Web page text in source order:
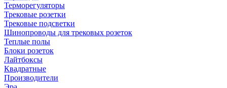
Терморегуляторы
Трековые розетки
Трековые подсветки
Шинопроводы для трековых розеток
Теплые полы
Блоки розеток
Лайтбоксы
Квадратные
Производители